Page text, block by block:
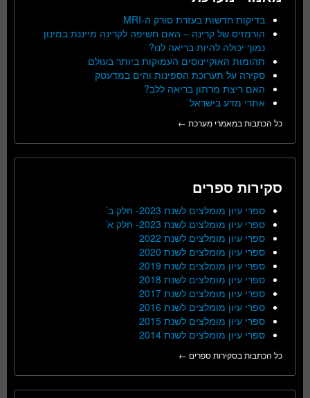
בדיקות חדשות בעזרת סורק ה-MRI
הורמזיס של קרינה – האם חשיפה לקרינה מייננת במינון
נמוך יכולה להיות בריאה לנו?
תהומות האוקיינוסים העמוקות ביותר בעולם
סקירה על תערוכת הספינות והים במדעטק
האם ריצת מרתון בריאה ללב?
אתרי מדע בישראל
כל הכתבות במאמרי מערכת ←
סקירות ספרים
ספרי עיון מומלצים לשנת 2023- חלק ב’
ספרי עיון מומלצים לשנת 2023- חלק א’
ספרי עיון מומלצים לשנת 2022
ספרי עיון מומלצים לשנת 2020
ספרי עיון מומלצים לשנת 2019
ספרי עיון מומלצים לשנת 2018
ספרי עיון מומלצים לשנת 2017
ספרי עיון מומלצים לשנת 2016
ספרי עיון מומלצים לשנת 2015
ספרי עיון מומלצים לשנת 2014
כל הכתבות בסקירות ספרים ←